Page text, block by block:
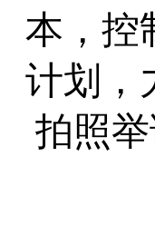
本，控
计划，
拍照